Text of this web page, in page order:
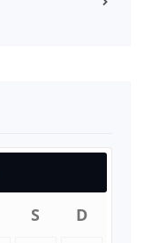
S
D